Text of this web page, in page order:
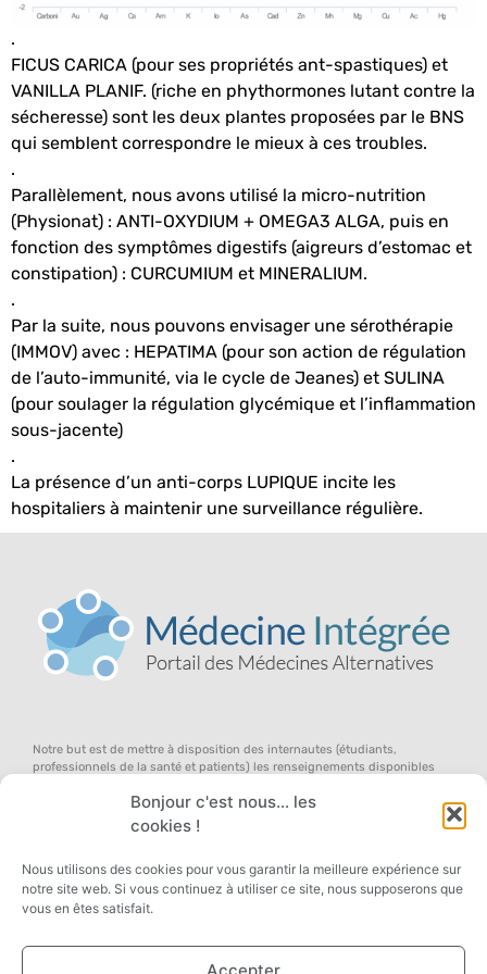
Bonjour c'est nous... les
cookies !
Nous utilisons des cookies pour vous garantir la meilleure expérience sur
notre site web. Si vous continuez à utiliser ce site, nous supposerons que
vous en êtes satisfait.
Accepter
.
FICUS CARICA (pour ses propriétés ant-spastiques) et
VANILLA PLANIF. (riche en phythormones lutant contre la
sécheresse) sont les deux plantes proposées par le BNS
qui semblent correspondre le mieux à ces troubles.
.
Parallèlement, nous avons utilisé la micro-nutrition
(Physionat) : ANTI-OXYDIUM + OMEGA3 ALGA, puis en
fonction des symptômes digestifs (aigreurs d’estomac et
constipation) : CURCUMIUM et MINERALIUM.
.
Par la suite, nous pouvons envisager une sérothérapie
(IMMOV) avec : HEPATIMA (pour son action de régulation
de l’auto-immunité, via le cycle de Jeanes) et SULINA
(pour soulager la régulation glycémique et l’inflammation
sous-jacente)
.
La présence d’un anti-corps LUPIQUE incite les
hospitaliers à maintenir une surveillance régulière.
Notre but est de mettre à disposition des internautes (étudiants,
professionnels de la santé et patients) les renseignements disponibles
complementary and alternative medicine »), au sein d’un concept global
d’équilibre du terrain, pour qu’ils participent avec nous au débat ouvert